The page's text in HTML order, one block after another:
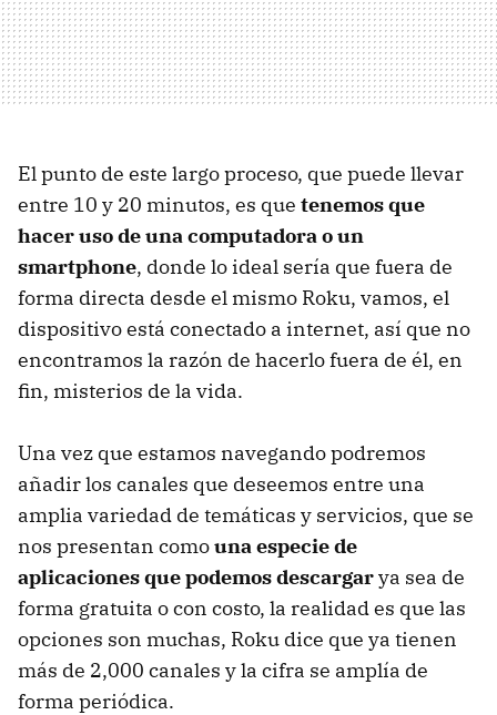
El punto de este largo proceso, que puede llevar
entre 10 y 20 minutos, es que tenemos que
hacer uso de una computadora o un
smartphone, donde lo ideal sería que fuera de
forma directa desde el mismo Roku, vamos, el
dispositivo está conectado a internet, así que no
encontramos la razón de hacerlo fuera de él, en
fin, misterios de la vida.
Una vez que estamos navegando podremos
añadir los canales que deseemos entre una
amplia variedad de temáticas y servicios, que se
nos presentan comouna especie de
aplicaciones que podemos descargarya sea de
forma gratuita o con costo, la realidad es que las
opciones son muchas, Roku dice que ya tienen
más de 2,000 canales y la cifra se amplía de
forma periódica.